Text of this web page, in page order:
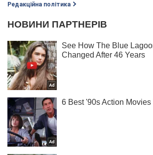
Редакційна політика